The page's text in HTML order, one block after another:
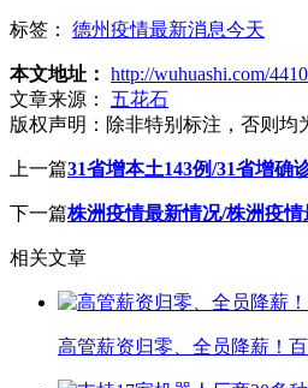
标签： 德州疫情最新消息今天
本文地址： http://wuhuashi.com/
文章来源：
五花石
版权声明： 除非特别标注，否则均
上一篇31省增本土143例/31省增确
下一篇株洲疫情最新情况/株洲疫
相关文章
高管薪资归零、全员降薪！